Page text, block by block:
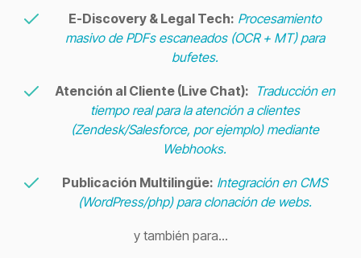
E-Discovery & Legal Tech: Procesamiento
masivo de PDFs escaneados (OCR + MT) para
bufetes.
Atención al Cliente (Live Chat): Traducción en
tiempo real para la atención a clientes
(Zendesk/Salesforce, por ejemplo) mediante
Webhooks.
Publicación Multilingüe: Integración en CMS
(WordPress/php) para clonación de webs.
y también para...